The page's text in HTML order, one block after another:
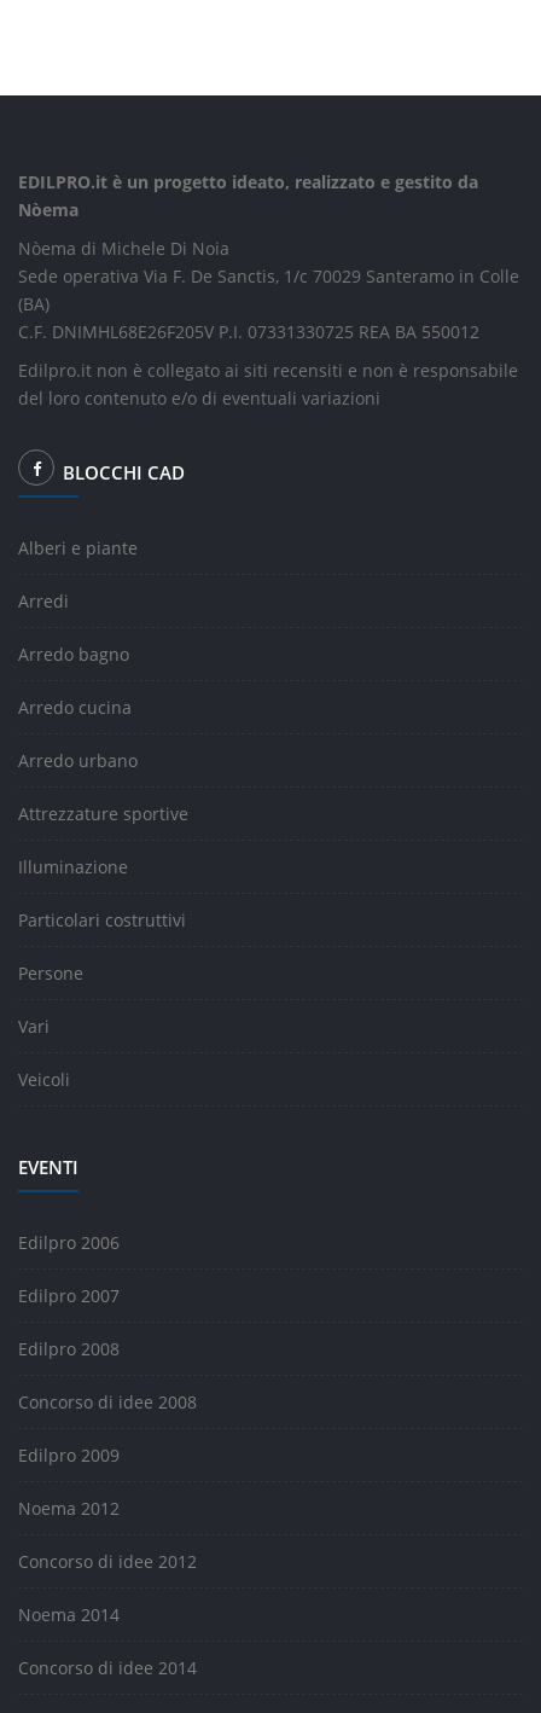
EDILPRO.it è un progetto ideato, realizzato e gestito da
Nòema
Nòema di Michele Di Noia
Sede operativa Via F. De Sanctis, 1/c 70029 Santeramo in Colle
(BA)
C.F. DNIMHL68E26F205V P.I. 07331330725 REA BA 550012
Edilpro.it non è collegato ai siti recensiti e non è responsabile
del loro contenuto e/o di eventuali variazioni
BLOCCHI CAD
Alberi e piante
Arredi
Arredo bagno
Arredo cucina
Arredo urbano
Attrezzature sportive
Illuminazione
Particolari costruttivi
Persone
Vari
Veicoli
EVENTI
Edilpro 2006
Edilpro 2007
Edilpro 2008
Concorso di idee 2008
Edilpro 2009
Noema 2012
Concorso di idee 2012
Noema 2014
Concorso di idee 2014